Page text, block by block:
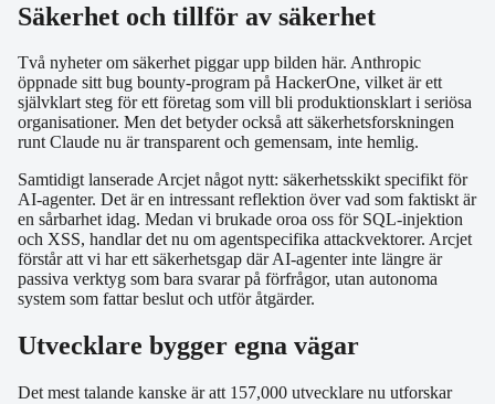
Säkerhet och tillför av säkerhet
Två nyheter om säkerhet piggar upp bilden här. Anthropic
öppnade sitt bug bounty-program på HackerOne, vilket är ett
självklart steg för ett företag som vill bli produktionsklart i seriösa
organisationer. Men det betyder också att säkerhetsforskningen
runt Claude nu är transparent och gemensam, inte hemlig.
Samtidigt lanserade Arcjet något nytt: säkerhetsskikt specifikt för
AI-agenter. Det är en intressant reflektion över vad som faktiskt är
en sårbarhet idag. Medan vi brukade oroa oss för SQL-injektion
och XSS, handlar det nu om agentspecifika attackvektorer. Arcjet
förstår att vi har ett säkerhetsgap där AI-agenter inte längre är
passiva verktyg som bara svarar på förfrågor, utan autonoma
system som fattar beslut och utför åtgärder.
Utvecklare bygger egna vägar
Det mest talande kanske är att 157,000 utvecklare nu utforskar